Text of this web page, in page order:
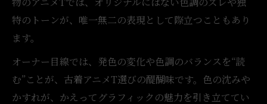
特のトーンが、唯一無二の表現として際立つこともあり
ます。
オーナー目線では、発色の変化や色調のバランスを“読
む”ことが、古着アニメT選びの醍醐味です。色の沈みや
かすれが、かえってグラフィックの魅力を引き立ててい